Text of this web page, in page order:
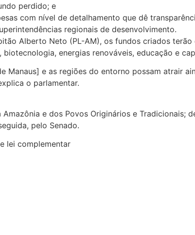
perdido; e
com nível de detalhamento que dê
regionais de desenvolvimento.
Alberto Neto (PL-AM), os fundos criados
energias renováveis, educação e
Manaus] e as regiões do entorno possam atrair
o parlamentar.
e dos Povos Originários e Tradicionais;
pelo Senado.
lei complementar